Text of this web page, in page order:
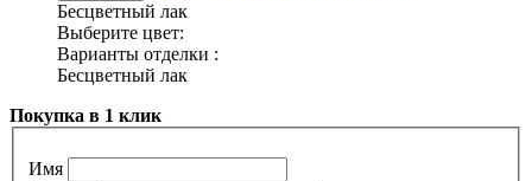
Бесцветный лак
Выберите цвет:
Варианты отделки :
Бесцветный лак
Покупка в 1 клик
Имя